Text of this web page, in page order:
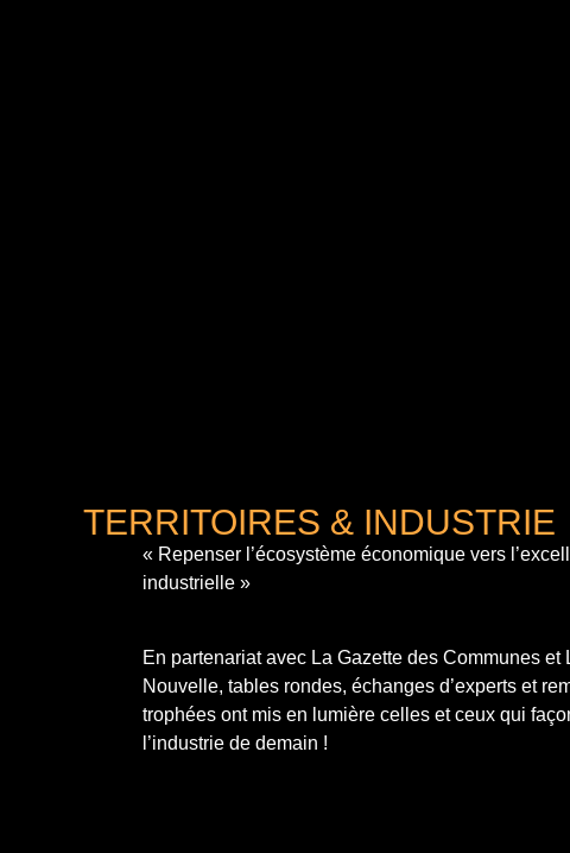
TERRITOIRES & INDUSTRIE
« Repenser l’écosystème économique vers
industrielle »
En partenariat avec La Gazette des Communes et
Nouvelle, tables rondes, échanges d’experts et
trophées ont mis en lumière celles et ceux qui
l’industrie de demain !